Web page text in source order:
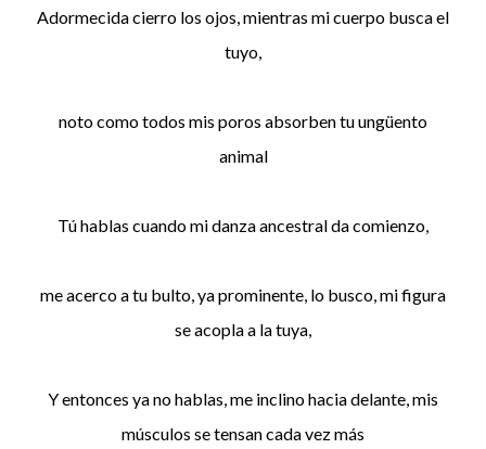
Adormecida cierro los ojos, mientras mi cuerpo busca el
tuyo,
noto como todos mis poros absorben tu ungüento
animal
Tú hablas cuando mi danza ancestral da comienzo,
me acerco a tu bulto, ya prominente, lo busco, mi figura
se acopla a la tuya,
Y entonces ya no hablas, me inclino hacia delante, mis
músculos se tensan cada vez más